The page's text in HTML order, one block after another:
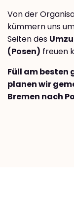
Von der
kümmern uns
Seiten des
(Posen) freuen
Füll am besten
planen wir
Bremen nach